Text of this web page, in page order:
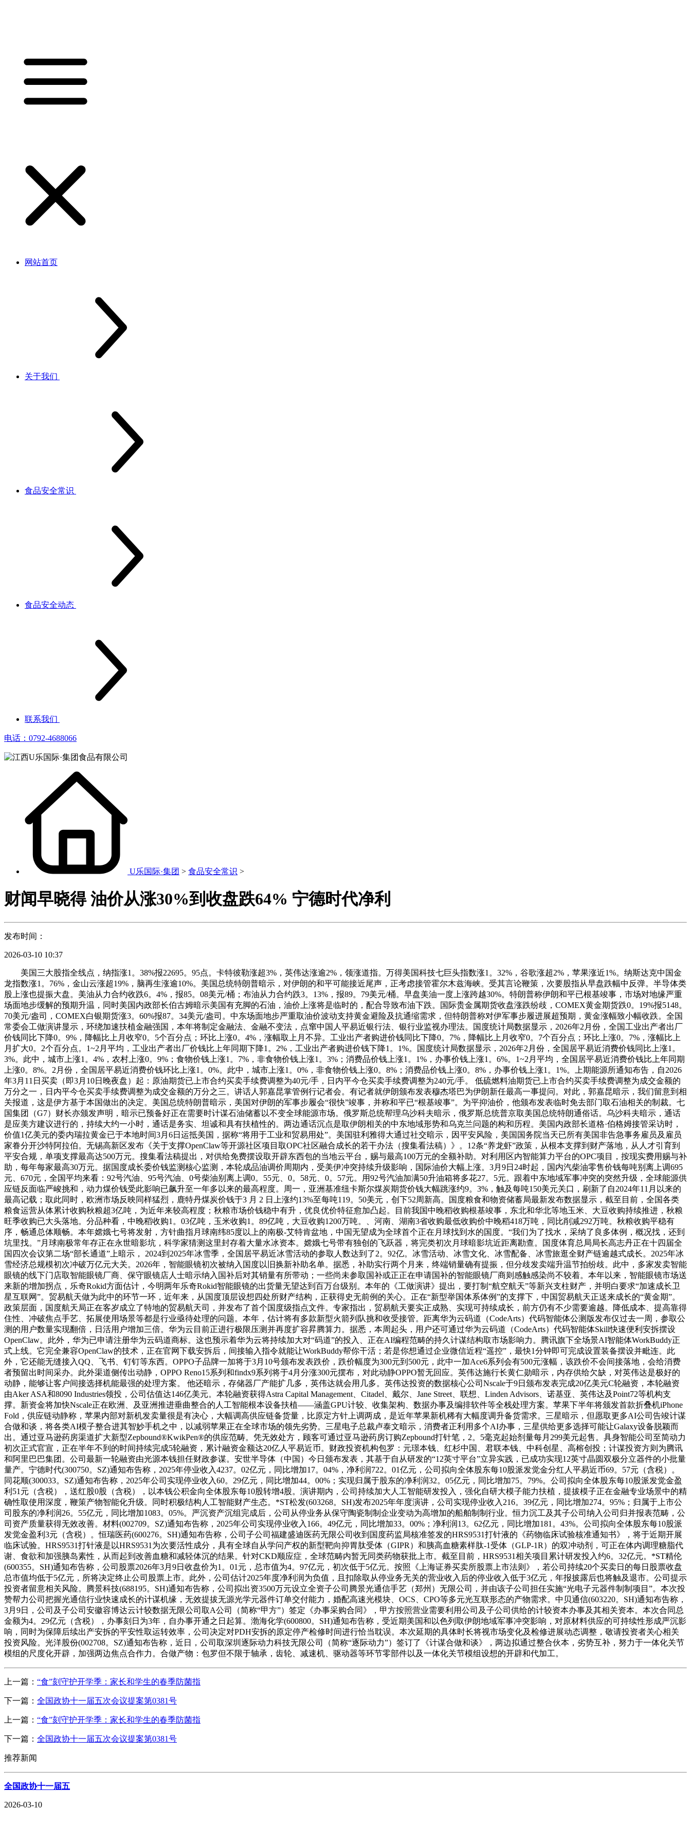
网站首页
关于我们
食品安全常识
食品安全动态
联系我们
电话：0792-4688066
U乐国际·集团 > 食品安全常识 >
财闻早晓得 油价从涨30%到收盘跌64% 宁德时代净利
发布时间：
2026-03-10 10:37
美国三大股指全线点，纳指涨1。38%报22695。95点。卡特彼勒涨超3%，英伟达涨逾2%，领涨道指。万得美国科技七巨头指数涨1。32%，谷歌涨超2%，苹果涨近1%。纳斯达克中国金
龙指数涨1。76%，金山云涨超19%，脑再生涨逾10%。美国总统特朗普暗示，对伊朗的和平可能接近尾声，正考虑接管霍尔木兹海峡。受其言论鞭策，次要股指从早盘跌幅中反弹。半导体类
股上涨也提振大盘。美油从力合约收跌6。4%，报85。08美元/桶；布油从力合约跌3。13%，报89。79美元/桶。早盘美油一度上涨跨越30%。特朗普称伊朗和平已根基竣事，市场对地缘严重
场面地步缓解的预期升温，同时美国内政部长伯古姆暗示美国有充脚的石油，油价上涨将是临时的，配合导致布油下跌。国际贵金属期货收盘涨跌纷歧，COMEX黄金期货跌0。19%报5148。
70美元/盎司，COMEX白银期货涨3。60%报87。34美元/盎司。中东场面地步严重取油价波动支持黄金避险及抗通缩需求，但特朗普称对伊军事步履进展超预期，黄金涨幅致小幅收跌。全国
常委会工做演讲显示，环绕加速扶植金融强国，本年将制定金融法、金融不变法，点窜中国人平易近银行法、银行业监视办理法。国度统计局数据显示，2026年2月份，全国工业出产者出厂
价钱同比下降0。9%，降幅比上月收窄0。5个百分点；环比上涨0。4%，涨幅取上月不异。工业出产者购进价钱同比下降0。7%，降幅比上月收窄0。7个百分点；环比上涨0。7%，涨幅比上
月扩大0。2个百分点。1~2月平均，工业出产者出厂价钱比上年同期下降1。2%，工业出产者购进价钱下降1。1%。国度统计局数据显示，2026年2月份，全国居平易近消费价钱同比上涨1。
3%。此中，城市上涨1。4%，农村上涨0。9%；食物价钱上涨1。7%，非食物价钱上涨1。3%；消费品价钱上涨1。1%，办事价钱上涨1。6%。1~2月平均，全国居平易近消费价钱比上年同期
上涨0。8%。2月份，全国居平易近消费价钱环比上涨1。0%。此中，城市上涨1。0%，非食物价钱上涨0。8%；消费品价钱上涨0。8%，办事价钱上涨1。1%。上期能源所通知布告，自2026
年3月11日买卖（即3月10日晚夜盘）起：原油期货已上市合约买卖手续费调整为40元/手，日内平今仓买卖手续费调整为240元/手。 低硫燃料油期货已上市合约买卖手续费调整为成交金额的
万分之一，日内平今仓买卖手续费调整为成交金额的万分之三。讲话人郭嘉昆掌管例行记者会。有记者就伊朗颁布发表穆杰塔巴为伊朗新任最高一事提问。对此，郭嘉昆暗示，我们留意到相
关报道，这是伊方基于本国做出的决定。美国总统特朗普暗示，美国对伊朗的军事步履会“很快”竣事，并称和平已“根基竣事”。为平抑油价，他颁布发表临时免去部门取石油相关的制裁。七
国集团（G7）财长亦颁发声明，暗示已预备好正在需要时计谋石油储蓄以不变全球能源市场。俄罗斯总统帮理乌沙科夫暗示，俄罗斯总统普京取美国总统特朗通俗话。乌沙科夫暗示，通话
是应美方建议进行的，持续大约一小时，通话是务实、坦诚和具有扶植性的。两边通话沉点是取伊朗相关的中东地域形势和乌克兰问题的构和历程。美国内政部长道格·伯格姆接管采访时，
价值1亿美元的委内瑞拉黄金已于本地时间3月6日运抵美国，据称“将用于工业和贸易用处”。美国驻利雅得大通过社交暗示，因平安风险，美国国务院当天已所有美国非告急事务雇员及雇员
家眷分开沙特阿拉伯。无锡高新区发布《关于支撑OpenClaw等开源社区项目取OPC社区融合成长的若干办法（搜集看法稿）》。12条“养龙虾”政策，从根本支撑到财产落地，从人才引育到
平安合规，单项支撑最高达500万元。搜集看法稿提出，对供给免费摆设取开辟东西包的当地云平台，赐与最高100万元的全额补助。对利用区内智能算力平台的OPC项目，按现实费用赐与补
助，每年每家最高30万元。据国度成长委价钱监测核心监测，本轮成品油调价周期内，受美伊冲突持续升级影响，国际油价大幅上涨。3月9日24时起，国内汽柴油零售价钱每吨别离上调695
元、670元，全国平均来看：92号汽油、95号汽油、0号柴油别离上调0。55元、0。58元、0。57元。用92号汽油加满50升油箱将多花27。5元。跟着中东地域军事冲突的突然升级，全球能源供
应链反面临严峻挑和，动力煤价钱受此影响已飙升至一年多以来的最高程度。周一，亚洲基准纽卡斯尔煤炭期货价钱大幅跳涨约9。3%，触及每吨150美元关口，刷新了自2024年11月以来的
最高记载；取此同时，欧洲市场反映同样猛烈，鹿特丹煤炭价钱于3 月 2 日上涨约13%至每吨119。50美元，创下52周新高。国度粮食和物资储蓄局最新发布数据显示，截至目前，全国各类
粮食运营从体累计收购秋粮超3亿吨，为近年来较高程度；秋粮市场价钱稳中有升，优良优价特征愈加凸起。目前我国中晚稻收购根基竣事，东北和华北等地玉米、大豆收购持续推进，秋粮
旺季收购已大头落地。分品种看，中晚稻收购1。03亿吨，玉米收购1。89亿吨，大豆收购1200万吨。、河南、湖南3省收购最低收购价中晚稻418万吨，同比削减292万吨。秋粮收购平稳有
序，畅通总体顺畅。本年嫦娥七号将发射，方针曲指月球南纬85度以上的南极-艾特肯盆地，中国无望成为全球首个正在月球找到水的国度。“我们为了找水，采纳了良多体例，概况找，还到
坑里找。”月球南极常年存正在永世暗影坑，科学家猜测这里封存着大量水冰资本。嫦娥七号带有独创的飞跃器，将完类初次月球暗影坑近距离勘查。国度体育总局局长高志丹正在十四届全
国四次会议第二场“部长通道”上暗示， 2024到2025年冰雪季，全国居平易近冰雪活动的参取人数达到了2。92亿。冰雪活动、冰雪文化、冰雪配备、冰雪旅逛全财产链逾越式成长。2025年冰
雪经济总规模初次冲破万亿元大关。2026年，智能眼镜初次被纳入国度以旧换新补助名单。据悉，补助实行两个月来，终端销量确有提振，但分歧发卖端升温节拍纷歧。此中，多家发卖智能
眼镜的线下门店取智能眼镜厂商、保守眼镜店人士暗示纳入国补后对其销量有所带动；一些尚未参取国补或正正在申请国补的智能眼镜厂商则感触感染尚不较着。本年以来，智能眼镜市场送
来新的增加拐点，乐奇Rokid方面估计，今明两年乐奇Rokid智能眼镜的出货量无望达到百万台级别。本年的《工做演讲》提出，要打制“航空航天”等新兴支柱财产，并明白要求“加速成长卫
星互联网”。贸易航天做为此中的环节一环，近年来，从国度顶层设想四处所财产结构，正获得史无前例的关心。正在“新型举国体系体例”的支撑下，中国贸易航天正送来成长的“黄金期”。
政策层面，国度航天局正在客岁成立了特地的贸易航天司，并发布了首个国度级指点文件。专家指出，贸易航天要实正成熟、实现可持续成长，前方仍有不少需要逾越。降低成本、提高靠得
住性、冲破焦点手艺、拓展使用场景等都是行业亟待处理的问题。本年，估计将有多款新型火箭列队挑和收受接管。距离华为云码道（CodeArts）代码智能体公测版发布仅过去一周，参取公
测的用户数量实现翻倍，日活用户增加三倍。华为云目前正进行极限压测并再度扩容昇腾算力。据悉，本周起头，用户还可通过华为云码道（CodeArts）代码智能体Skill快速便利安拆摆设
OpenClaw。此外，华为已申请注册华为云码道商标。这也预示着华为云将持续加大对“码道”的投入、正在AI编程范畴的持久计谋结构取市场影响力。腾讯旗下全场景AI智能体WorkBuddy正
式上线。它完全兼容OpenClaw的技术，正在官网下载安拆后，间接输入指令就能让WorkBuddy帮你干活；若是你想通过企业微信近程“遥控”，最快1分钟即可完成设置装备摆设并毗连。此
外，它还能无缝接入QQ、飞书、钉钉等东西。OPPO子品牌一加将于3月10号颁布发表跌价，跌价幅度为300元到500元，此中一加Ace6系列会有500元涨幅，该跌价不会间接落地，会给消费
者预留出时间采办。此外渠道侧传出动静，OPPO Reno15系列和findx9系列将于4月分涨300元摆布，对此动静OPPO暂无回应。英伟达施行长黄仁勋暗示，内存供给欠缺，对英伟达是极好的
动静，能够让客户间接选择机能最强的处理方案。 他还暗示，存储器厂产能扩几多，英伟达就会用几多。英伟达投资的数据核心公司Nscale于9日颁布发表完成20亿美元C轮融资，本轮融资
由Aker ASA和8090 Industries领投，公司估值达146亿美元。本轮融资获得Astra Capital Management、Citadel、戴尔、Jane Street、联想、Linden Advisors、诺基亚、英伟达及Point72等机构支
撑。新资金将加快Nscale正在欧洲、及亚洲推进垂曲整合的人工智能根本设备扶植——涵盖GPU计较、收集架构、数据办事及编排软件等全栈处理方案。苹果下半年将颁发首款折叠机iPhone
Fold，供应链动静称，苹果内部对新机发卖量很是有决心，大幅调高供应链备货量，比原定方针上调两成，是近年苹果新机稀有大幅度调升备货需求。三星暗示，但愿取更多AI公司告竣计谋
合做和谈，将各类AI模子整合进其智妙手机之中，以减弱苹果正在全球市场的领先劣势。三星电子总裁卢泰文暗示，消费者正利用多个AI办事，三星供给更多选择可能让Galaxy设备脱颖而
出。通过亚马逊药房渠道扩大新型Zepbound®KwikPen®的供应范畴。凭无效处方，顾客可通过亚马逊药房订购Zepbound打针笔，2。5毫克起始剂量每月299美元起售。具身智能公司至简动力
初次正式官宣，正在半年不到的时间持续完成5轮融资，累计融资金额达20亿人平易近币。财政投资机构包罗：元璟本钱、红杉中国、君联本钱、中科创星、高榕创投；计谋投资方则为腾讯
和阿里巴巴集团。公司最新一轮融资由光源本钱担任财政参谋。安世半导体（中国）今日颁布发表，其基于自从研发的“12英寸平台”立异实践，已成功实现12英寸晶圆双极分立器件的小批量
量产。宁德时代(300750。SZ)通知布告称，2025年停业收入4237。02亿元，同比增加17。04%，净利润722。01亿元，公司拟向全体股东每10股派发觉金分红人平易近币69。57元（含税）。
同花顺(300033。SZ)通知布告称，2025年公司实现停业收入60。29亿元，同比增加44。00%；实现归属于股东的净利润32。05亿元，同比增加75。79%。公司拟向全体股东每10股派发觉金盈
利51元（含税），送红股0股（含税），以本钱公积金向全体股东每10股转增4股。演讲期内，公司持续加大人工智能研发投入，强化自研大模子能力扶植，提拔模子正在金融专业场景中的精
确性取使用深度，鞭策产物智能化升级。同时积极结构人工智能财产生态。*ST松发(603268。SH)发布2025年年度演讲，公司实现停业收入216。39亿元，同比增加274。95%；归属于上市公
司股东的净利润26。55亿元，同比增加1083。05%。严沉资产沉组完成后，公司从停业务从保守陶瓷制制企业变动为高增加的船舶制制行业。恒力沉工及其子公司纳入公司归并报表范畴，公
司资产质量获得无效改善。材料(002709。SZ)通知布告称，2025年公司实现停业收入166。49亿元，同比增加33。00%；净利润13。62亿元，同比增加181。43%。公司拟向全体股东每10股派
发觉金盈利3元（含税）。恒瑞医药(600276。SH)通知布告称，公司子公司福建盛迪医药无限公司收到国度药监局核准签发的HRS9531打针液的《药物临床试验核准通知书》，将于近期开展
临床试验。HRS9531打针液是以HRS9531为次要活性成分，具有全球自从学问产权的新型靶向抑胃肽受体（GIPR）和胰高血糖素样肽-1受体（GLP-1R）的双冲动剂，可正在体内调理糖脂代
谢、食欲和加强胰岛素性，从而起到改善血糖和减轻体沉的结果。针对CKD顺应症，全球范畴内暂无同类药物获批上市。截至目前，HRS9531相关项目累计研发投入约6。32亿元。*ST精伦
(600355。SH)通知布告称，公司股票2026年3月9日收盘价为1。01元，总市值为4。97亿元，初次低于5亿元。按照《上海证券买卖所股票上市法则》，若公司持续20个买卖日的每日股票收盘
总市值均低于5亿元，所将决定终止公司股票上市。此外，公司估计2025年度净利润为负值，且扣除取从停业务无关的营业收入后的停业收入低于3亿元，年报披露后也将触及退市。公司提示
投资者留意相关风险。腾景科技(688195。SH)通知布告称，公司拟出资3500万元设立全资子公司腾景光通信手艺（郑州）无限公司，并由该子公司担任实施“光电子元器件制制项目”。本次投
赞帮力公司把握光通信行业快速成长的计谋机缘，无效提拔无源光学元器件订单交付能力，婚配高速光模块、OCS、CPO等多元光互联形态的产物需求。中贝通信(603220。SH)通知布告称，
3月9日，公司及子公司安徽容博达云计较数据无限公司取A公司（简称“甲方”）签定《办事采购合同》，甲方按照营业需要利用公司及子公司供给的计较资本办事及其相关资本。本次合同总
金额为4。29亿元（含税），办事刻日为3年，自办事开通之日起算。渤海化学(600800。SH)通知布告称，受近期美国和以色列取伊朗地域军事冲突影响，对原材料供应的可持续性形成严沉影
响，同时为保障后续出产安拆的平安性取运转效率，公司决定对PDH安拆的原定停产检修时间进行恰当耽误。本次延期的具体时长将视市场变化及检修进展动态调整，敬请投资者关心相关
投资风险。光洋股份(002708。SZ)通知布告称，近日，公司取深圳逐际动力科技无限公司（简称“逐际动力”）签订了《计谋合做和谈》，两边拟通过整合伙本，劣势互补，努力于一体化关节
模组的尺度化开辟，加强两边焦点合作力。合做产物：包罗但不限于轴承，齿轮、减速机、驱动器等环节零部件以及一体化关节模组设想的开辟和代加工。
上一篇： “食”刻守护开学季：家长和学生的春季防菌指
下一篇： 全国政协十一届五次会议提案第0381号
上一篇： “食”刻守护开学季：家长和学生的春季防菌指
下一篇： 全国政协十一届五次会议提案第0381号
推荐新闻
全国政协十一届五
2026-03-10